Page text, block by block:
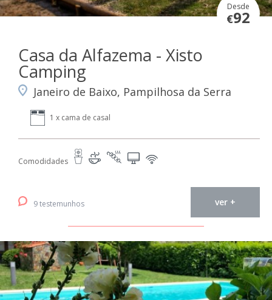
Desde
€92
Casa da Alfazema - Xisto
Camping
Janeiro de Baixo, Pampilhosa da Serra
1 x cama de casal
Comodidades
9 testemunhos ver +